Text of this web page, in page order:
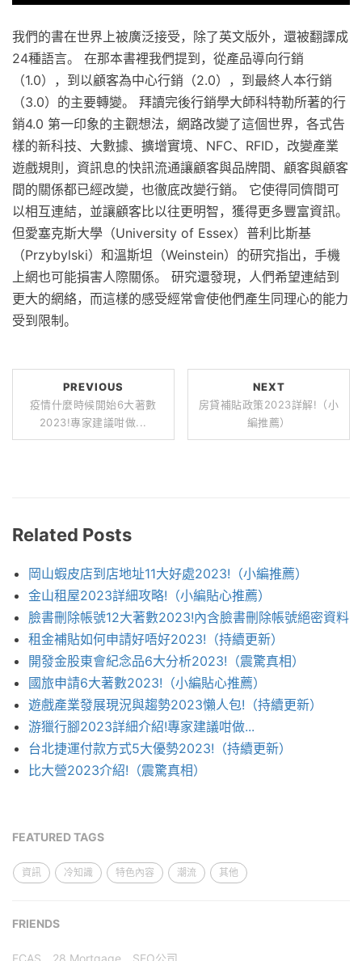
我們的書在世界上被廣泛接受，除了英文版外，還被翻譯成
24種語言。 在那本書裡我們提到，從產品導向行銷
（1.0），到以顧客為中心行銷（2.0），到最終人本行銷
（3.0）的主要轉變。 拜讀完後行銷學大師科特勒所著的行
銷4.0 第一印象的主觀想法，網路改變了這個世界，各式告
樣的新科技、大數據、擴增實境、NFC、RFID，改變產業
遊戲規則，資訊息的快訊流通讓顧客與品牌間、顧客與顧客
間的關係都已經改變，也徹底改變行銷。 它使得同儕間可
以相互連結，並讓顧客比以往更明智，獲得更多豐富資訊。
但愛塞克斯大學（University of Essex）普利比斯基
（Przybylski）和溫斯坦（Weinstein）的研究指出，手機
上網也可能損害人際關係。 研究還發現，人們希望連結到
更大的網絡，而這樣的感受經常會使他們產生同理心的能力
受到限制。
PREVIOUS
疫情什麼時候開始6大著數
2023!專家建議咁做...
NEXT
房貸補貼政策2023詳解!（小
編推薦）
Related Posts
岡山蝦皮店到店地址11大好處2023!（小編推薦）
金山租屋2023詳細攻略!（小編貼心推薦）
臉書刪除帳號12大著數2023!內含臉書刪除帳號絕密資料
租金補貼如何申請好唔好2023!（持續更新）
開發金股東會紀念品6大分析2023!（震驚真相）
國旅申請6大著數2023!（小編貼心推薦）
遊戲產業發展現況與趨勢2023懶人包!（持續更新）
游獵行腳2023詳細介紹!專家建議咁做...
台北捷運付款方式5大優勢2023!（持續更新）
比大營2023介紹!（震驚真相）
FEATURED TAGS
資訊 冷知識 特色內容 潮流 其他
FRIENDS
FCAS 28 Mortgage SEO公司